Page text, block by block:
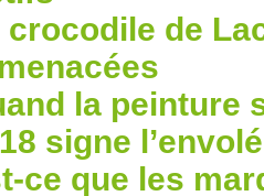
crocodile de
la peinture
signe
ce que les